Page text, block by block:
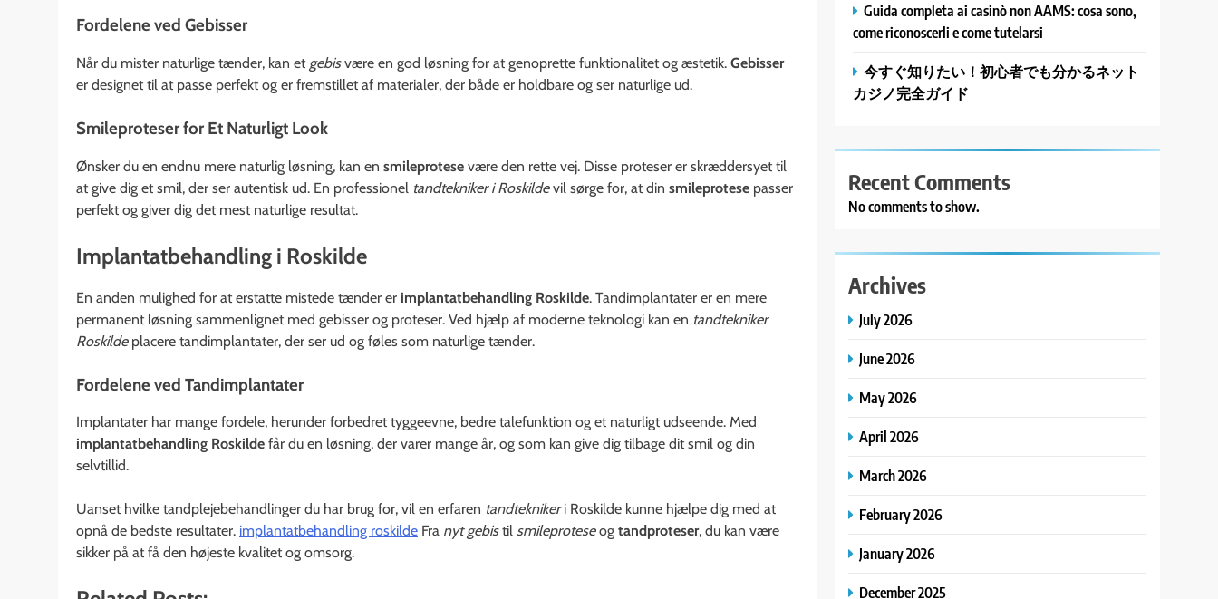
Fordelene ved Gebisser
Når du mister naturlige tænder, kan et gebisvære en god løsning for at genoprette funktionalitet og æstetik. Gebisser
er designet til at passe perfekt og er fremstillet af materialer, der både er holdbare og ser naturlige ud.
Smileproteser for Et Naturligt Look
Ønsker du en endnu mere naturlig løsning, kan en smileprotese være den rette vej. Disse proteser er skræddersyet til
at give dig et smil, der ser autentisk ud. En professionel tandtekniker i Roskildevil sørge for, at din smileprotese passer
perfekt og giver dig det mest naturlige resultat.
Implantatbehandling i Roskilde
En anden mulighed for at erstatte mistede tænder er implantatbehandling Roskilde. Tandimplantater er en mere
permanent løsning sammenlignet med gebisser og proteser. Ved hjælp af moderne teknologi kan en tandtekniker
Roskildeplacere tandimplantater, der ser ud og føles som naturlige tænder.
Fordelene ved Tandimplantater
Implantater har mange fordele, herunder forbedret tyggeevne, bedre talefunktion og et naturligt udseende. Med
implantatbehandling Roskilde får du en løsning, der varer mange år, og som kan give dig tilbage dit smil og din
selvtillid.
Uanset hvilke tandplejebehandlinger du har brug for, vil en erfaren tandteknikeri Roskilde kunne hjælpe dig med at
opnå de bedste resultater. implantatbehandling roskilde Fra nyt gebistil smileproteseog tandproteser, du kan være
sikker på at få den højeste kvalitet og omsorg.
Guida completa ai casinò non AAMS: cosa sono,
come riconoscerli e come tutelarsi
今すぐ知りたい！初心者でも分かるネット
カジノ完全ガイド
Recent Comments
No comments to show.
Archives
July 2026
June 2026
May 2026
April 2026
March 2026
February 2026
January 2026
December 2025